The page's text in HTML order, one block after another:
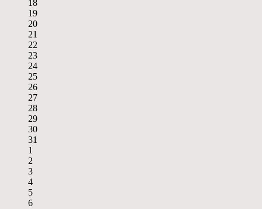
18
19
20
21
22
23
24
25
26
27
28
29
30
31
1
2
3
4
5
6